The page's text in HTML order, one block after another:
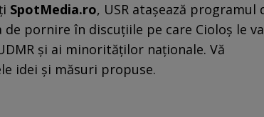
SpotMedia.ro, USR atașează programul
pornire în discuțiile pe care Cioloș le va
și ai minorităților naționale. Vă
idei și măsuri propuse.